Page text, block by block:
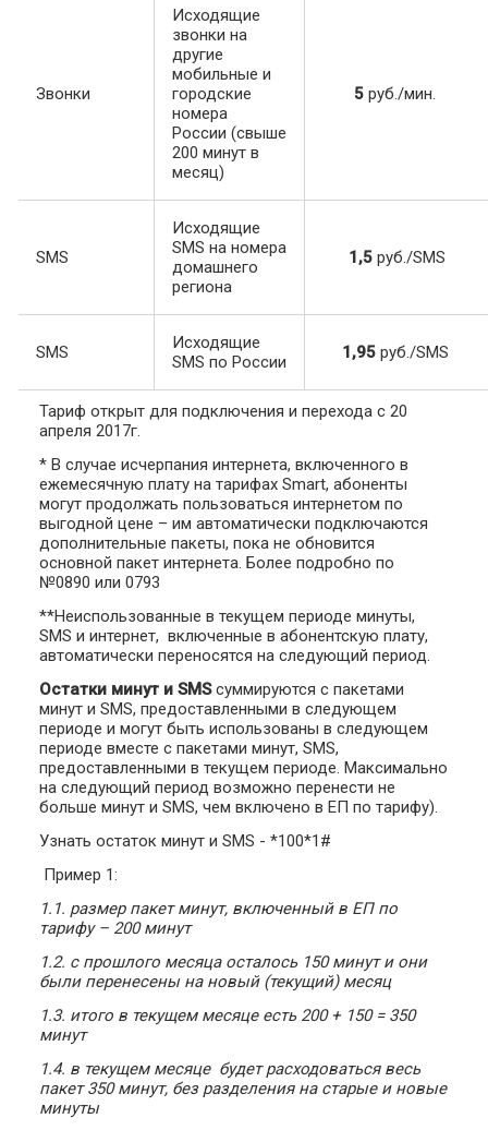
Звонки
Исходящие
звонки на
другие
мобильные и
городские
номера
России (свыше
200 минут в
месяц)
5 руб./мин.
SMS
Исходящие
SMS на номера
домашнего
региона
1,5 руб./SMS
SMS
Исходящие
SMS по России
1,95руб./SMS
Тариф открыт для подключения и перехода с 20
апреля 2017г.
* В случае исчерпания интернета, включенного в
ежемесячную плату на тарифах Smart, абоненты
могут продолжать пользоваться интернетом по
выгодной цене – им автоматически подключаются
дополнительные пакеты, пока не обновится
основной пакет интернета. Более подробно по
№0890 или 0793
**Неиспользованные в текущем периоде минуты,
SMS и интернет, включенные в абонентскую плату,
автоматически переносятся на следующий период.
Остатки минут и SMSсуммируются с пакетами
минут и SMS, предоставленными в следующем
периоде и могут быть использованы в следующем
периоде вместе с пакетами минут, SMS,
предоставленными в текущем периоде. Максимально
на следующий период возможно перенести не
больше минут и SMS, чем включено в ЕП по тарифу).
Узнать остаток минут и SMS - *100*1#
Пример 1:
1.1. размер пакет минут, включенный в ЕП по
тарифу – 200 минут
1.2. с прошлого месяца осталось 150 минут и они
были перенесены на новый (текущий) месяц
1.3. итого в текущем месяце есть 200 + 150 = 350
минут
1.4. в текущем месяце будет расходоваться весь
пакет 350 минут, без разделения на старые и новые
минуты